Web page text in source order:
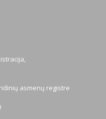
asmenų registre